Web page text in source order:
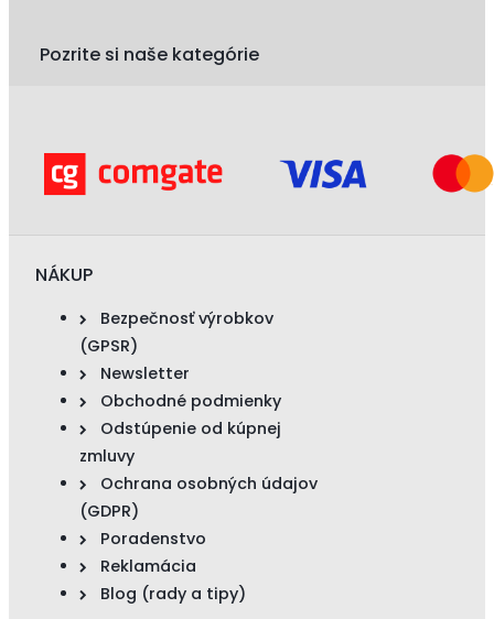
Pozrite si naše kategórie
NÁKUP
Bezpečnosť výrobkov
(GPSR)
Newsletter
Obchodné podmienky
Odstúpenie od kúpnej
zmluvy
Ochrana osobných údajov
(GDPR)
Poradenstvo
Reklamácia
Blog (rady a tipy)